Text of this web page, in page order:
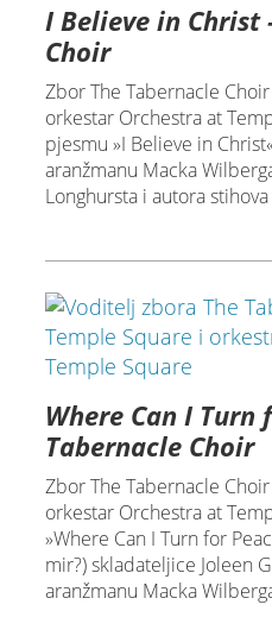
I Believe in Christ
Choir
Zbor The Tabernacle
orkestar Orchestra at
pjesmu »I Believe in
aranžmanu Macka
Longhursta i autora
Where Can I Turn
Tabernacle Choir
Zbor The Tabernacle
orkestar Orchestra at
»Where Can I Turn for
mir?) skladateljice Joleen
aranžmanu Macka